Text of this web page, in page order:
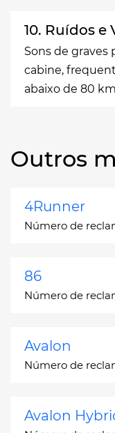
10. Ruídos e
Sons de graves
cabine,
abaixo de 80
Outros
4Runner
Número de
86
Número de
Avalon
Número de
Avalon